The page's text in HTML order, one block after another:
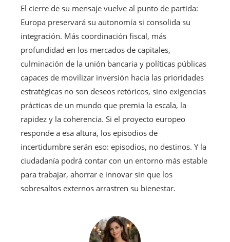
El cierre de su mensaje vuelve al punto de partida:
Europa preservará su autonomía si consolida su
integración. Más coordinación fiscal, más
profundidad en los mercados de capitales,
culminación de la unión bancaria y políticas públicas
capaces de movilizar inversión hacia las prioridades
estratégicas no son deseos retóricos, sino exigencias
prácticas de un mundo que premia la escala, la
rapidez y la coherencia. Si el proyecto europeo
responde a esa altura, los episodios de
incertidumbre serán eso: episodios, no destinos. Y la
ciudadanía podrá contar con un entorno más estable
para trabajar, ahorrar e innovar sin que los
sobresaltos externos arrastren su bienestar.